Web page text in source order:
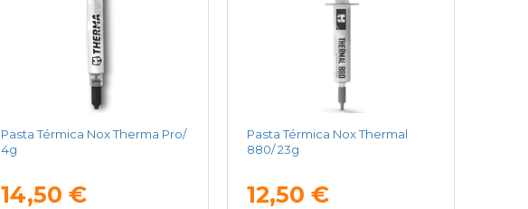
Pasta Térmica Nox Therma Pro/
4g
14,50 €
Pasta Térmica Nox Thermal
880/ 23g
12,50 €